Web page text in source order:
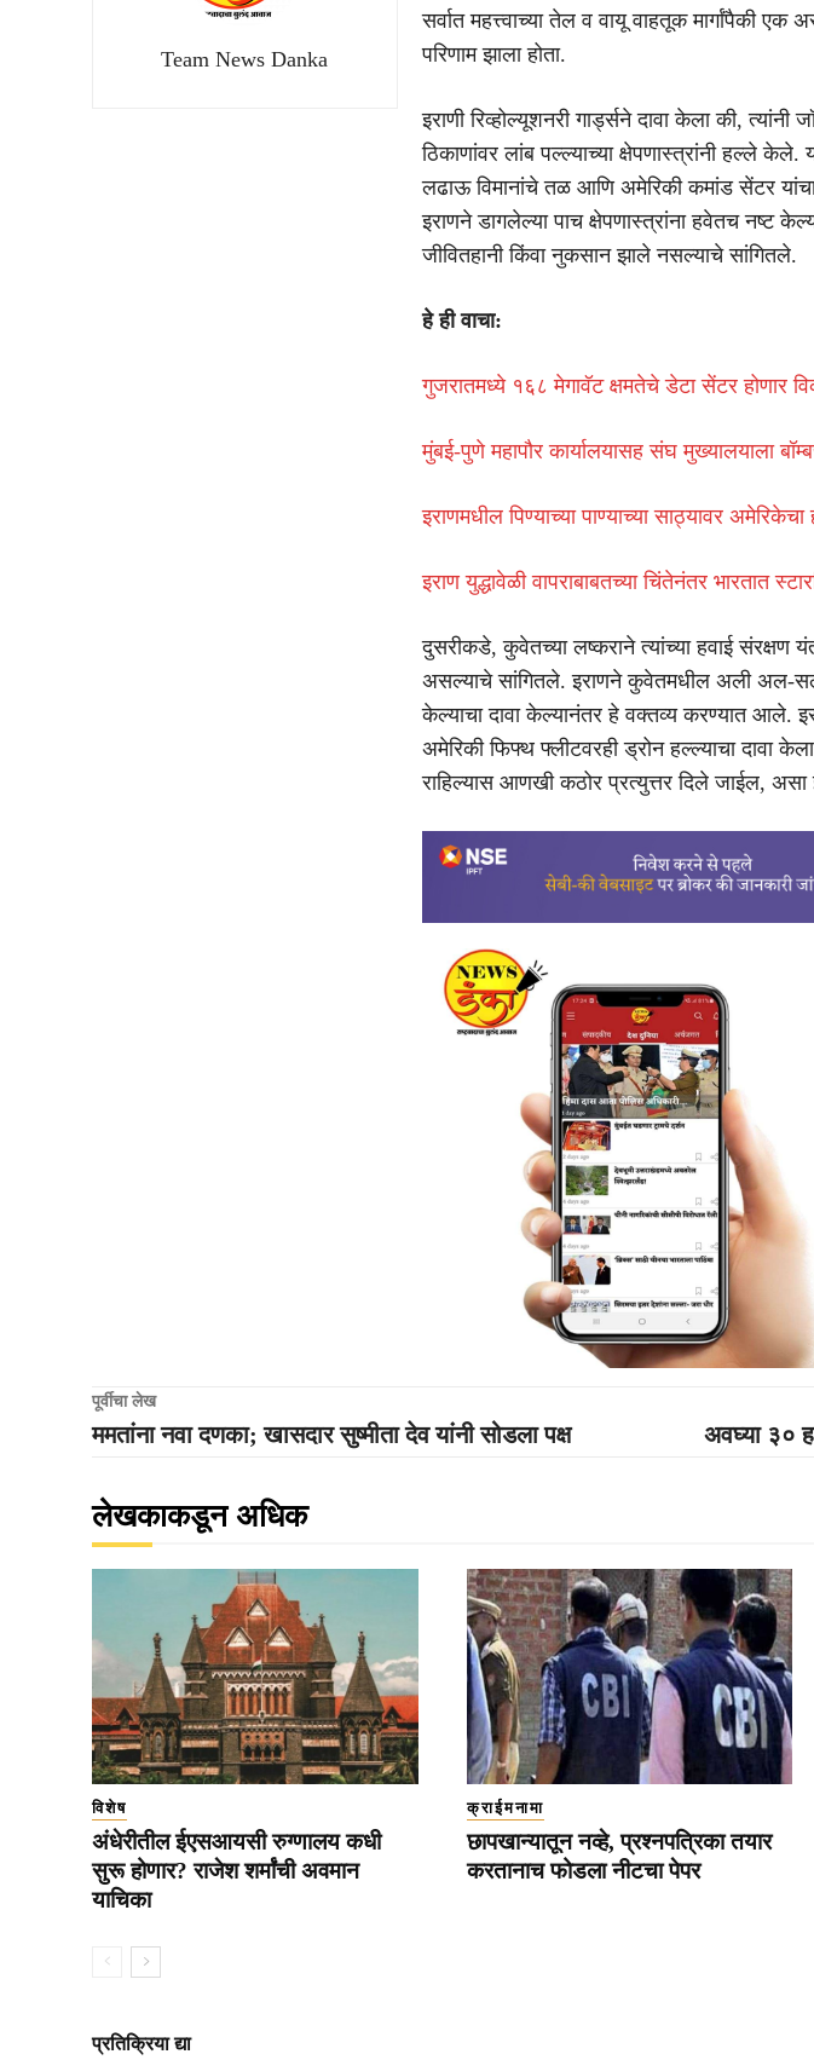
Team News Danka
सर्वात महत्त्वाच्या तेल व वायू वाहतूक मार्गांपैकी एक
परिणाम झाला होता.
इराणी रिव्होल्यूशनरी गार्ड्सने दावा केला की,
ठिकाणांवर लांब पल्ल्याच्या क्षेपणास्त्रांनी हल्ले
लढाऊ विमानांचे तळ आणि अमेरिकी कमांड सेंटर यांचा
इराणने डागलेल्या पाच क्षेपणास्त्रांना हवेतच नष्ट
जीवितहानी किंवा नुकसान झाले नसल्याचे सांगितले.
हे ही वाचा:
गुजरातमध्ये १६८ मेगावॅट क्षमतेचे डेटा सेंटर होणार
मुंबई-पुणे महापौर कार्यालयासह संघ मुख्यालयाला
इराणमधील पिण्याच्या पाण्याच्या साठ्यावर अमेरिकेचा
इराण युद्धावेळी वापराबाबतच्या चिंतेनंतर भारतात
दुसरीकडे, कुवेतच्या लष्कराने त्यांच्या हवाई संरक्षण
असल्याचे सांगितले. इराणने कुवेतमधील अली अल-
केल्याचा दावा केल्यानंतर हे वक्तव्य करण्यात आले.
अमेरिकी फिफ्थ फ्लीटवरही ड्रोन हल्ल्याचा दावा
राहिल्यास आणखी कठोर प्रत्युत्तर दिले जाईल, असा
पूर्वीचा लेख
ममतांना नवा दणका; खासदार सुष्मीता देव यांनी सोडला पक्ष अवघ्या ३०
लेखकाकडून अधिक
विशेष
अंधेरीतील ईएसआयसी रुग्णालय कधी
सुरू होणार? राजेश शर्मांची अवमान
याचिका
क्राईमनामा
छापखान्यातून नव्हे, प्रश्नपत्रिका तयार
करतानाच फोडला नीटचा पेपर
प्रतिक्रिया द्या